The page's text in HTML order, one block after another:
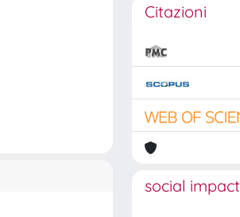
Citazioni
social impact